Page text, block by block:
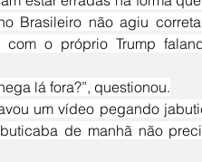
Brasileiro não agiu
o próprio Trump
lá fora?”, questionou.
de manhã não